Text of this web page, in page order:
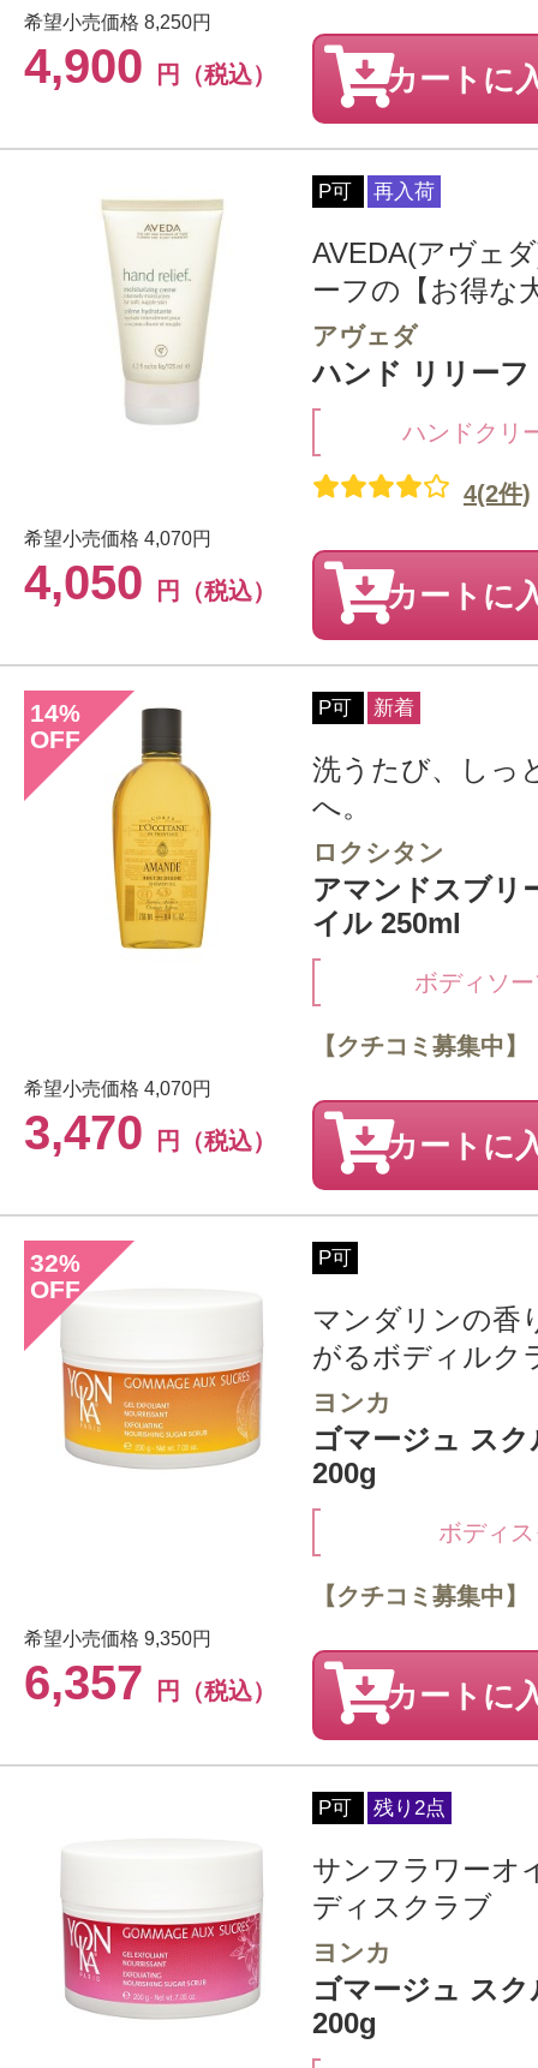
希望小売価格 8,250円
4,900 円（税込） カートに
P可 再入荷
AVEDA(アヴェ
ーフの【お得な
アヴェダ
ハンド リリーフ
ハンドクリ
希望小売価格 4,070円
4,050 円（税込）
4(2件)
カートに
14%
OFF
P可 新着
洗うたび、しっ
へ。
ロクシタン
アマンドスブリ
イル 250ml
ボディソ
希望小売価格 4,070円
3,470 円（税込）
【クチコミ募集中】
カートに
32%
OFF
P可
マンダリンの香
がるボディルク
ヨンカ
ゴマージュ ス
200g
ボディ
希望小売価格 9,350円
6,357 円（税込）
【クチコミ募集中】
カートに
P可 残り2点
サンフラワーオ
ディスクラブ
ヨンカ
ゴマージュ ス
200g